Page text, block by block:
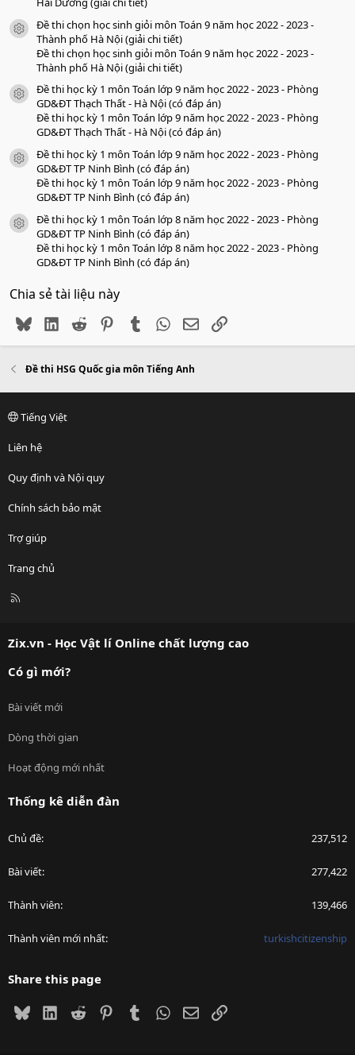
icon tài liệu
Đề thi chọn học sinh giỏi môn Toán 9 năm học 2022 - 2023 -
Thành phố Hà Nội (giải chi tiết)
Đề thi chọn học sinh giỏi môn Toán 9 năm học 2022 - 2023 -
Thành phố Hà Nội (giải chi tiết)
icon tài liệu
Đề thi học kỳ 1 môn Toán lớp 9 năm học 2022 - 2023 - Phòng
GD&ĐT Thạch Thất - Hà Nội (có đáp án)
Đề thi học kỳ 1 môn Toán lớp 9 năm học 2022 - 2023 - Phòng
GD&ĐT Thạch Thất - Hà Nội (có đáp án)
icon tài liệu
Đề thi học kỳ 1 môn Toán lớp 9 năm học 2022 - 2023 - Phòng
GD&ĐT TP Ninh Bình (có đáp án)
Đề thi học kỳ 1 môn Toán lớp 9 năm học 2022 - 2023 - Phòng
GD&ĐT TP Ninh Bình (có đáp án)
icon tài liệu
Đề thi học kỳ 1 môn Toán lớp 8 năm học 2022 - 2023 - Phòng
GD&ĐT TP Ninh Bình (có đáp án)
Đề thi học kỳ 1 môn Toán lớp 8 năm học 2022 - 2023 - Phòng
GD&ĐT TP Ninh Bình (có đáp án)
Chia sẻ tài liệu này
BlueskyLinkedIn
Reddit PinterestTumblr WhatsApp
EmailLink
Đề thi HSG Quốc gia môn Tiếng Anh
Tiếng Việt
Liên hệ
Quy định và Nội quy
Chính sách bảo mật
Trợ giúp
Trang chủ
R
Zix.vn - Học Vật lí Online chất lượng cao
Có gì mới?
Bài viết mới
Dòng thời gian
Hoạt động mới nhất
Thống kê diễn đàn
Chủ đề 237,512
Bài viết 277,422
Thành viên 139,466
Thành viên mới nhất turkishcitizenship
Share this page
BlueskyLinkedIn
Reddit PinterestTumblrWhatsApp
EmailLink